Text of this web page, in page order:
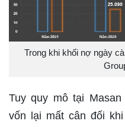
Trong khi khối nợ ngày
Tuy quy mô tại
vốn lại mất cân đối